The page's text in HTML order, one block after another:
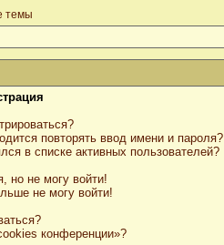
темы
повторять ввод имени и пароля?
в списке активных пользователей?
но не могу войти!
не могу войти!
конференции»?